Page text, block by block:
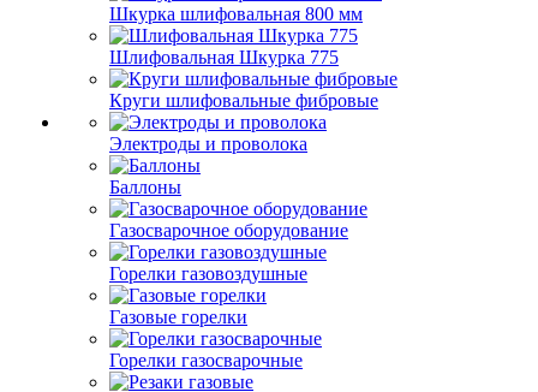
Шкурка шлифовальная 800 мм
Шлифовальная Шкурка 775
Круги шлифовальные фибровые
Электроды и проволока
Баллоны
Газосварочное оборудование
Горелки газовоздушные
Газовые горелки
Горелки газосварочные